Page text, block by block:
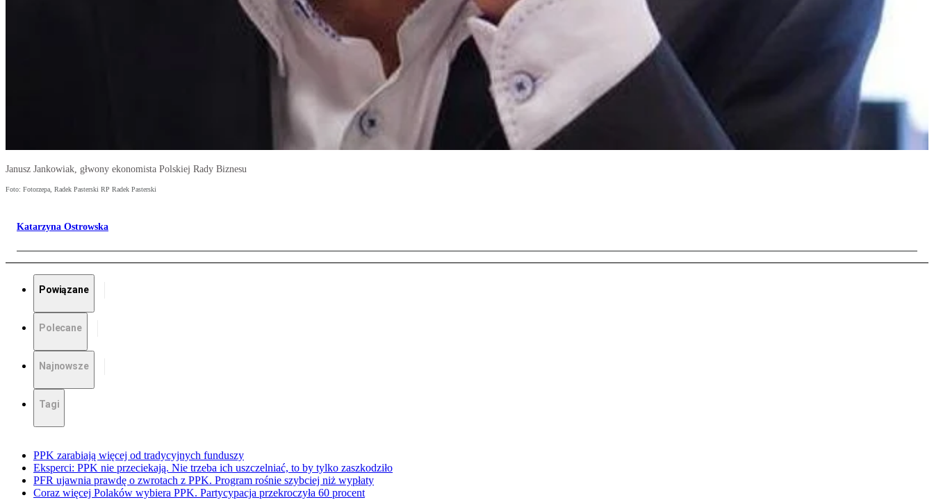
Janusz Jankowiak, głwony ekonomista Polskiej Rady Biznesu
Foto: Fotorzepa, Radek Pasterski RP Radek Pasterski
Katarzyna Ostrowska
Powiązane
Polecane
Najnowsze
Tagi
PPK zarabiają więcej od tradycyjnych funduszy
Eksperci: PPK nie przeciekają. Nie trzeba ich uszczelniać, to by tylko zaszkodziło
PFR ujawnia prawdę o zwrotach z PPK. Program rośnie szybciej niż wypłaty
Coraz więcej Polaków wybiera PPK. Partycypacja przekroczyła 60 procent